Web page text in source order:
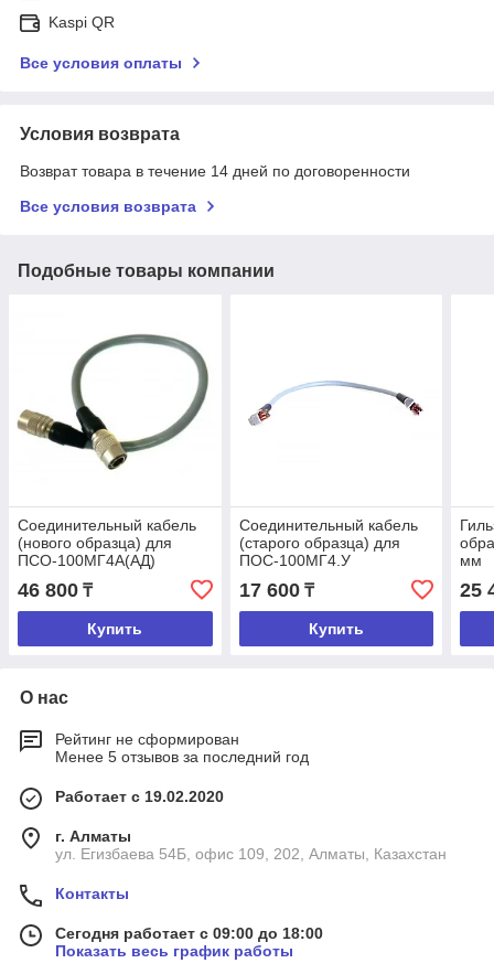
Kaspi QR
Все условия оплаты
Условия возврата
Возврат товара в течение 14 дней по договоренности
Все условия возврата
Подобные товары компании
Соединительный кабель
(нового образца) для
ПСО-100МГ4А(АД)
46 800 ₸
Купить
Соединительный кабель
(старого образца) для
ПОС-100МГ4.У
17 600₸
Купить
мм
25
О нас
Рейтинг не сформирован
Менее 5 отзывов за последний год
Работает с 19.02.2020
г. Алматы
ул. Егизбаева 54Б, офис 109, 202, Алматы, Казахстан
Контакты
Сегодня работает с 09:00 до 18:00
Показать весь график работы